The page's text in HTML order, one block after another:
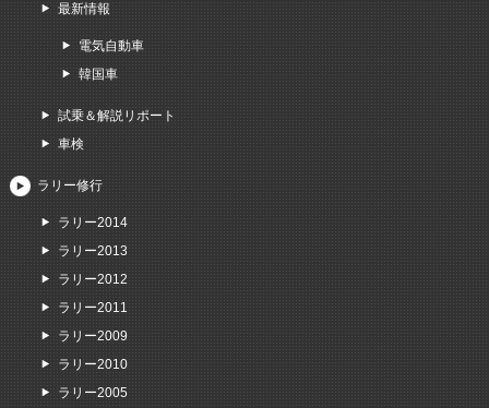
最新情報
電気自動車
韓国車
試乗＆解説リポート
車検
ラリー修行
ラリー2014
ラリー2013
ラリー2012
ラリー2011
ラリー2009
ラリー2010
ラリー2005